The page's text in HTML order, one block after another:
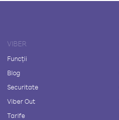
VIBER
Funcții
Blog
Securitate
Viber Out
Tarife